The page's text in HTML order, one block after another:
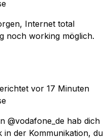
Internet total
noch working möglich.
vor 17 Minuten
@vodafone_de hab dich
der Kommunikation, du